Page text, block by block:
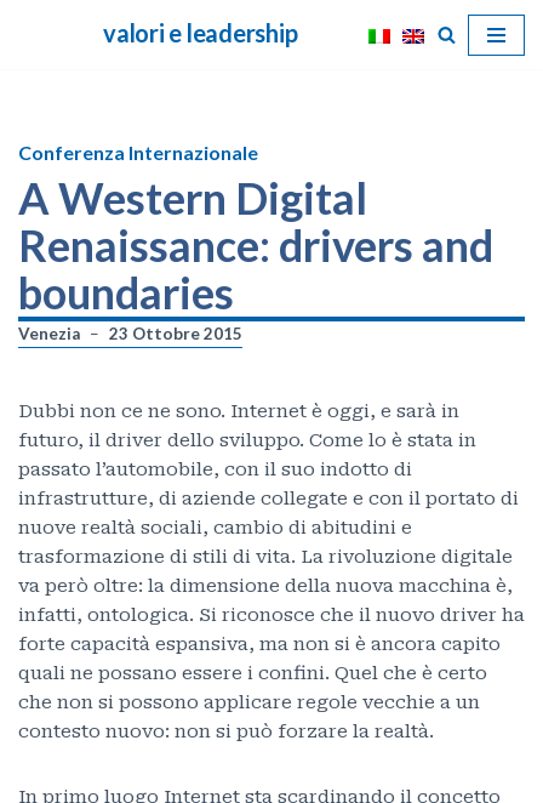
valori e leadership
Conferenza Internazionale
A Western Digital
Renaissance: drivers and
boundaries
Venezia 23 Ottobre 2015
Dubbi non ce ne sono. Internet è oggi, e sarà in
futuro, il driver dello sviluppo. Come lo è stata in
passato l’automobile, con il suo indotto di
infrastrutture, di aziende collegate e con il portato di
nuove realtà sociali, cambio di abitudini e
trasformazione di stili di vita. La rivoluzione digitale
va però oltre: la dimensione della nuova macchina è,
infatti, ontologica. Si riconosce che il nuovo driver ha
forte capacità espansiva, ma non si è ancora capito
quali ne possano essere i confini. Quel che è certo
che non si possono applicare regole vecchie a un
contesto nuovo: non si può forzare la realtà.
In primo luogo Internet sta scardinando il concetto